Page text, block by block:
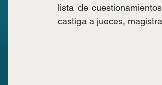
lista de
castiga a jueces,